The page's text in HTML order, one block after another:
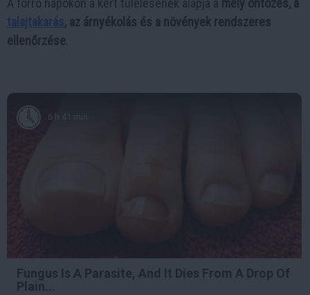
A forró napokon a kert túlélésének alapja a mély öntözés, a
talajtakarás, az árnyékolás és a növények rendszeres
ellenőrzése
6 h 41 min
Fungus Is A Parasite, And It Dies From A Drop Of
Plain...